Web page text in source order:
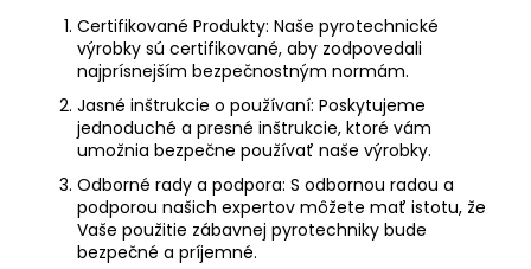
Certifikované Produkty: Naše pyrotechnické
výrobky sú certifikované, aby zodpovedali
najprísnejším bezpečnostným normám.
Jasné inštrukcie o používaní: Poskytujeme
jednoduché a presné inštrukcie, ktoré vám
umožnia bezpečne používať naše výrobky.
Odborné rady a podpora: S odbornou radou a
podporou našich expertov môžete mať istotu, že
Vaše použitie zábavnej pyrotechniky bude
bezpečné a príjemné.